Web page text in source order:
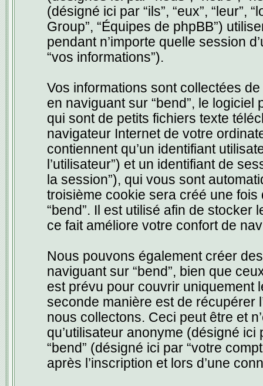
(désigné ici par “ils”, “eux”, “leur”,
Group”, “Équipes de phpBB”)
pendant n’importe quelle session
“vos informations”).
Vos informations sont collectées
en naviguant sur “bend”, le
qui sont de petits fichiers texte
navigateur Internet de votre
contiennent qu’un identifiant
l’utilisateur”) et un identifiant de
la session”), qui vous sont
troisième cookie sera créé une
“bend”. Il est utilisé afin de
ce fait améliore votre confort de
Nous pouvons également créer
naviguant sur “bend”, bien que
est prévu pour couvrir uniquement
seconde manière est de récupérer
nous collectons. Ceci peut être et
qu’utilisateur anonyme (désigné ici
“bend” (désigné ici par “votre
après l’inscription et lors d’une